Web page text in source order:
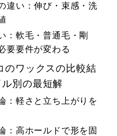
違い：伸び・束感・洗
：軟毛・普通毛・剛
要要件が変わる
のワックスの比較結
別の最短解
：軽さと立ち上がりを
：高ホールドで形を固